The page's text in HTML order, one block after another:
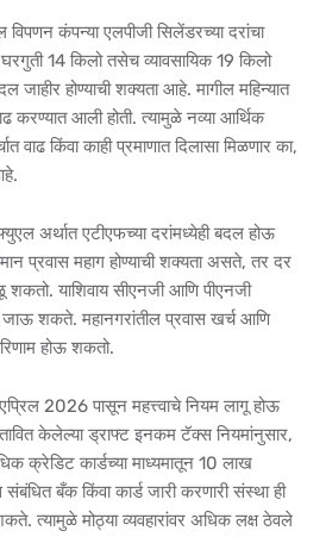
विपणन कंपन्या एलपीजी सिलेंडरच्या दरांचा
घरगुती 14 किलो तसेच व्यावसायिक 19 किलो
जाहीर होण्याची शक्यता आहे. मागील महिन्यात
करण्यात आली होती. त्यामुळे नव्या आर्थिक
वाढ किंवा काही प्रमाणात दिलासा मिळणार का,
अर्थात एटीएफच्या दरांमध्येही बदल होऊ
प्रवास महाग होण्याची शक्यता असते, तर दर
शकतो. याशिवाय सीएनजी आणि पीएनजी
जाऊ शकते. महानगरांतील प्रवास खर्च आणि
होऊ शकतो.
एप्रिल 2026 पासून महत्त्वाचे नियम लागू होऊ
केलेल्या ड्राफ्ट इनकम टॅक्स नियमांनुसार,
क्रेडिट कार्डच्या माध्यमातून 10 लाख
संबंधित बँक किंवा कार्ड जारी करणारी संस्था ही
त्यामुळे मोठ्या व्यवहारांवर अधिक लक्ष ठेवले